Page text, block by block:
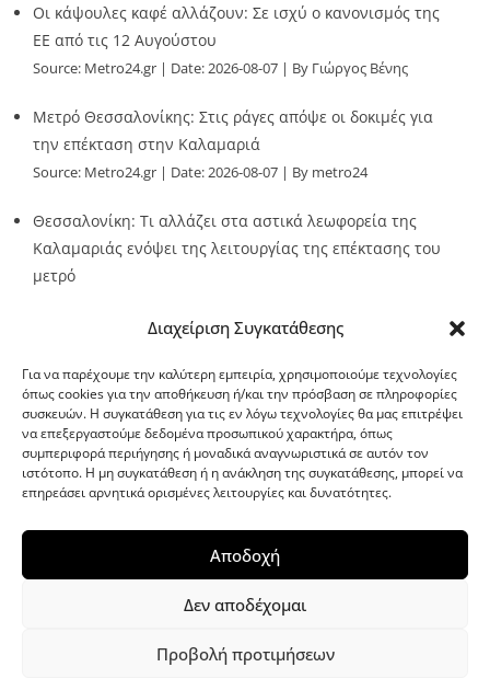
Διαχείριση Συγκατάθεσης
Για να παρέχουμε την καλύτερη εμπειρία, χρησιμοποιούμε τεχνολογίες
όπως cookies για την αποθήκευση ή/και την πρόσβαση σε πληροφορίες
συσκευών. Η συγκατάθεση για τις εν λόγω τεχνολογίες θα μας επιτρέψει
να επεξεργαστούμε δεδομένα προσωπικού χαρακτήρα, όπως
συμπεριφορά περιήγησης ή μοναδικά αναγνωριστικά σε αυτόν τον
ιστότοπο. Η μη συγκατάθεση ή η ανάκληση της συγκατάθεσης, μπορεί να
επηρεάσει αρνητικά ορισμένες λειτουργίες και δυνατότητες.
Αποδοχή
Δεν αποδέχομαι
Προβολή προτιμήσεων
Οι κάψουλες καφέ αλλάζουν: Σε ισχύ ο κανονισμός της
ΕΕ από τις 12 Αυγούστου
Source: Metro24.gr Date: 2026-08-07 By Γιώργος Βένης
Μετρό Θεσσαλονίκης: Στις ράγες απόψε οι δοκιμές για
την επέκταση στην Καλαμαριά
Source: Metro24.gr Date: 2026-08-07 By metro24
Θεσσαλονίκη: Τι αλλάζει στα αστικά λεωφορεία της
Καλαμαριάς ενόψει της λειτουργίας της επέκτασης του
μετρό
G-point.gr